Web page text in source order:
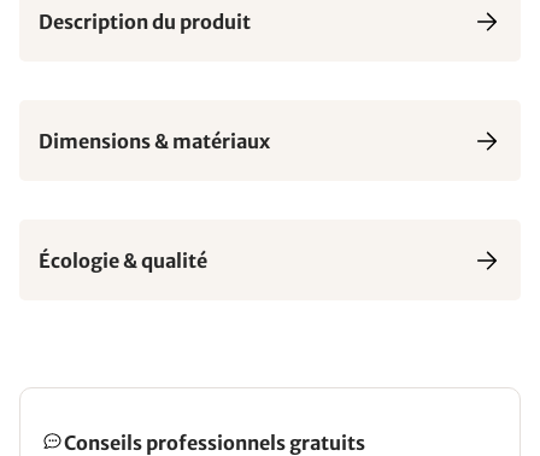
Description du produit
Dimensions & matériaux
Écologie & qualité
Conseils professionnels gratuits